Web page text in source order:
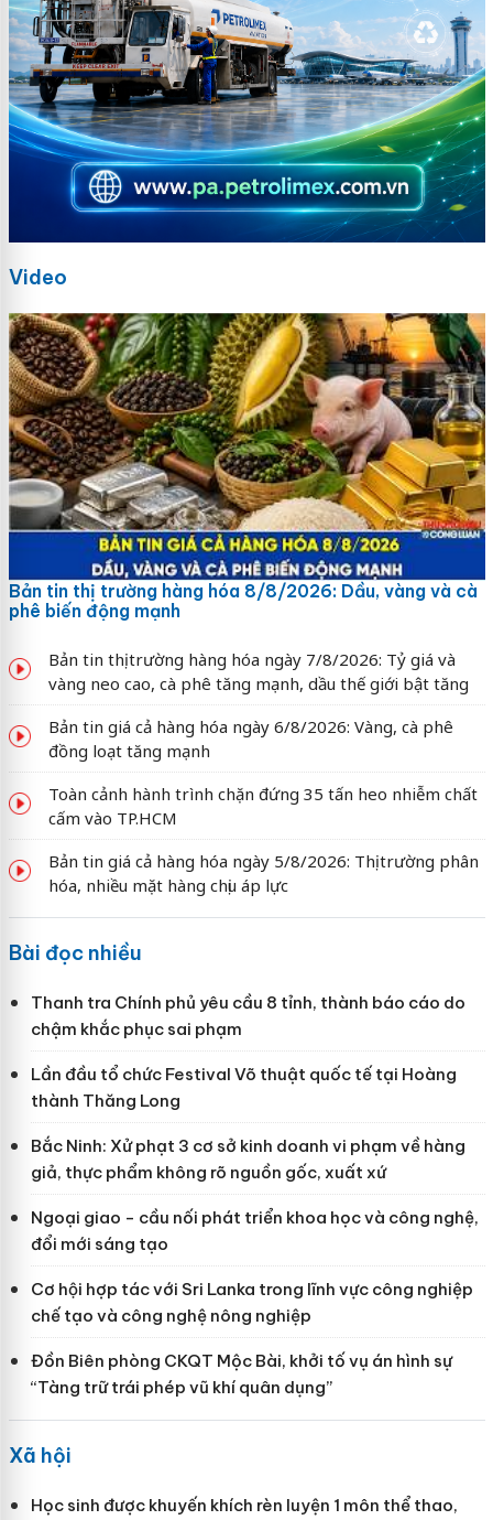
Video
Bản tin thị trường hàng hóa 8/8/2026: Dầu, vàng và cà
phê biến động mạnh
Bản tin thị trường hàng hóa ngày 7/8/2026: Tỷ giá và
vàng neo cao, cà phê tăng mạnh, dầu thế giới bật tăng
Bản tin giá cả hàng hóa ngày 6/8/2026: Vàng, cà phê
đồng loạt tăng mạnh
Toàn cảnh hành trình chặn đứng 35 tấn heo nhiễm chất
cấm vào TP.HCM
Bản tin giá cả hàng hóa ngày 5/8/2026: Thị trường phân
hóa, nhiều mặt hàng chịu áp lực
Bài đọc nhiều
Thanh tra Chính phủ yêu cầu 8 tỉnh, thành báo cáo do
chậm khắc phục sai phạm
Lần đầu tổ chức Festival Võ thuật quốc tế tại Hoàng
thành Thăng Long
Bắc Ninh: Xử phạt 3 cơ sở kinh doanh vi phạm về hàng
giả, thực phẩm không rõ nguồn gốc, xuất xứ
Ngoại giao - cầu nối phát triển khoa học và công nghệ,
đổi mới sáng tạo
Cơ hội hợp tác với Sri Lanka trong lĩnh vực công nghiệp
chế tạo và công nghệ nông nghiệp
Đồn Biên phòng CKQT Mộc Bài, khởi tố vụ án hình sự
“Tàng trữ trái phép vũ khí quân dụng”
Xã hội
Học sinh được khuyến khích rèn luyện 1 môn thể thao,